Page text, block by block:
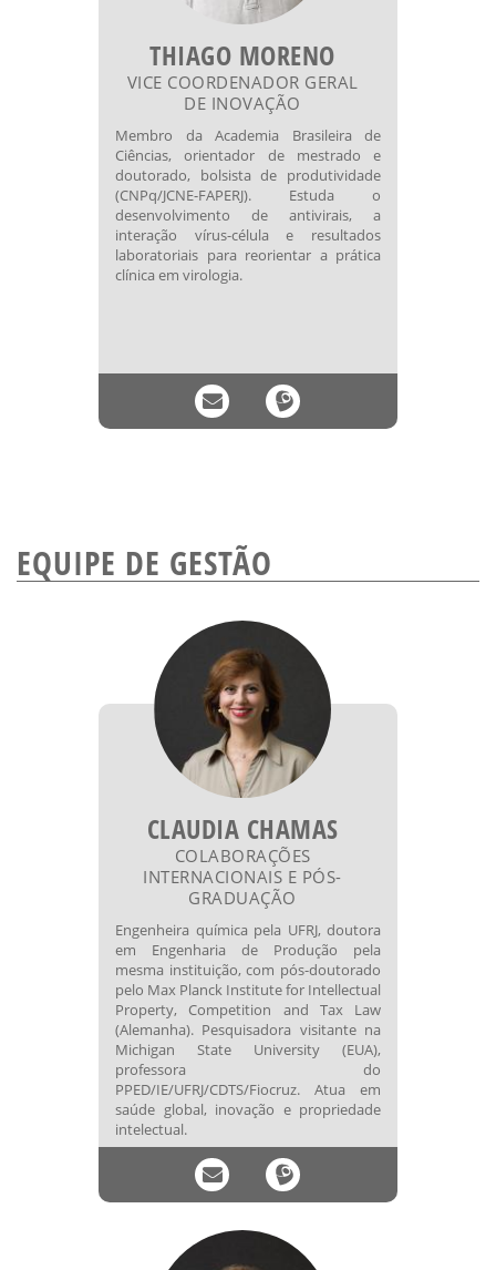
THIAGO MORENO
VICE COORDENADOR GERAL
DE INOVAÇÃO
Membro da Academia Brasileira de
Ciências, orientador de mestrado e
doutorado, bolsista de produtividade
(CNPq/JCNE-FAPERJ). Estuda o
desenvolvimento de antivirais, a
interação vírus-célula e resultados
laboratoriais para reorientar a prática
clínica em virologia.
EQUIPE DE GESTÃO
CLAUDIA CHAMAS
COLABORAÇÕES
INTERNACIONAIS E PÓS-
GRADUAÇÃO
Engenheira química pela UFRJ, doutora
em Engenharia de Produção pela
mesma instituição, com pós-doutorado
pelo Max Planck Institute for Intellectual
Property, Competition and Tax Law
(Alemanha). Pesquisadora visitante na
Michigan State University (EUA),
professora do
PPED/IE/UFRJ/CDTS/Fiocruz. Atua em
saúde global, inovação e propriedade
intelectual.